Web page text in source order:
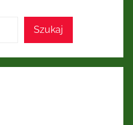
Szukaj